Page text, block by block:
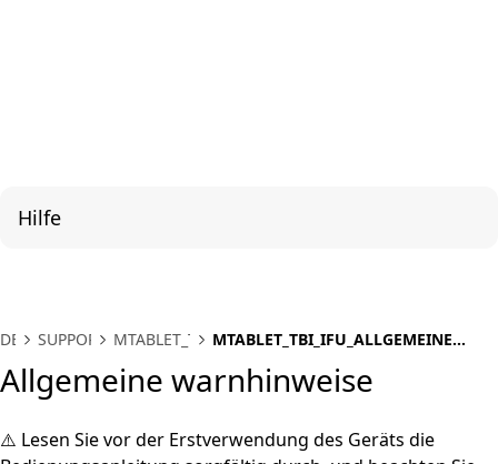
Hilfe
DE SUPPORT MTABLET_TBI MTABLET_TBI_IFU_ALLGEMEINE
Allgemeine warnhinweise
⚠️ Lesen Sie vor der Erstverwendung des Geräts die